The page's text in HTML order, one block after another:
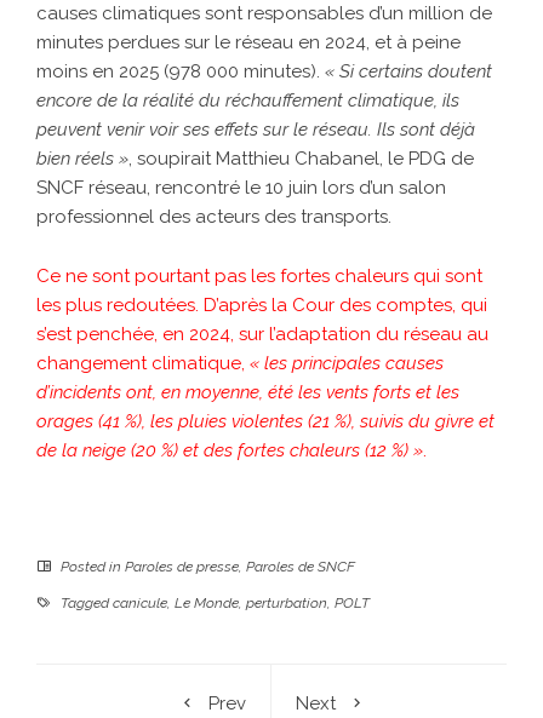
causes climatiques sont responsables d’un million de
minutes perdues sur le réseau en 2024, et à peine
moins en 2025 (978 000 minutes). « Si certains doutent
encore de la réalité du réchauffement climatique, ils
peuvent venir voir ses effets sur le réseau. Ils sont déjà
bien réels », soupirait Matthieu Chabanel, le PDG de
SNCF réseau, rencontré le 10 juin lors d’un salon
professionnel des acteurs des transports.
Ce ne sont pourtant pas les fortes chaleurs qui sont
les plus redoutées. D’après la Cour des comptes, qui
s’est penchée, en 2024, sur l’adaptation du réseau au
changement climatique, « les principales causes
d’incidents ont, en moyenne, été les vents forts et les
orages (41 %), les pluies violentes (21 %), suivis du givre et
de la neige (20 %) et des fortes chaleurs (12 %) ».
Posted in Paroles de presse, Paroles de SNCF
Taggedcanicule, Le Monde, perturbation, POLT
Prev Next